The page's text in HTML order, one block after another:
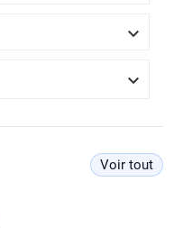


Voir tout